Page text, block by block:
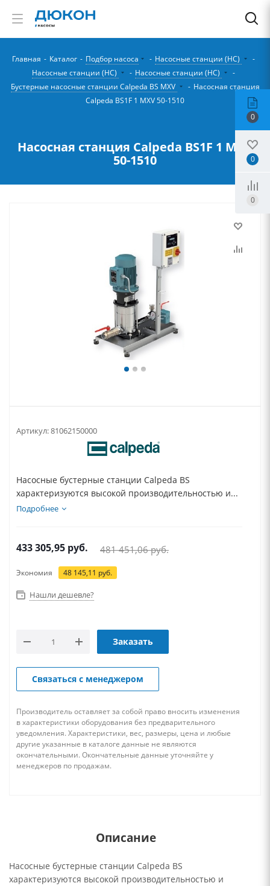
Главная - Каталог - Подбор насоса - Насосные станции (НС)
-
Насосные станции (НС)
- Насосные станции (НС)
-
Бустерные насосные станции Calpeda BS MXV
- Насосная станция
Calpeda BS1F 1 MXV 50-1510
Насосная станция Calpeda BS1F 1 MXV
50-1510
Артикул:81062150000
Насосные бустерные станции Calpeda BS
характеризуются высокой производительностью и...
Подробнее
433 305,95 руб. 481 451,06руб.
Экономия 48 145,11 руб.
Нашли дешевле?
Заказать
Связаться с менеджером
Производитель оставляет за собой право вносить изменения
в характеристики оборудования без предварительного
уведомления. Характеристики, вес, размеры, цена и любые
другие указанные в каталоге данные не являются
окончательными. Окончательные данные уточняйте у
менеджеров по продажам.
Описание
Насосные бустерные станции Calpeda BS
характеризуются высокой производительностью и
0
0
0